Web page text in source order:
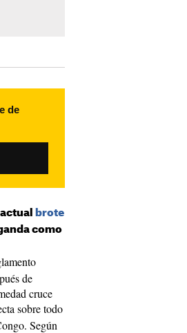
de
brote
como
de
cruce
sobre todo
Según